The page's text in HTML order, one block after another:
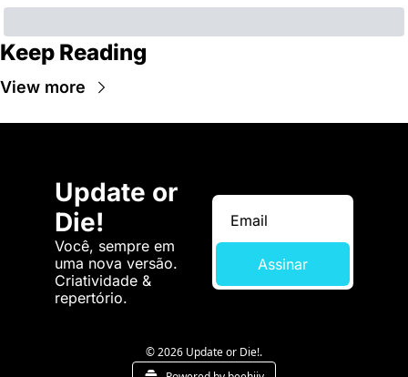
Keep Reading
View more
Update or
Die!
Você, sempre em
uma nova versão.
Criatividade &
repertório.
Assinar
© 2026 Update or Die!.